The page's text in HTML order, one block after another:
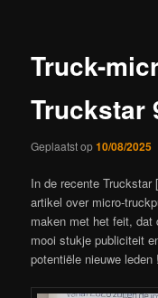
Truck-
Truckstar
Geplaatst op10/08/2025
In de recente
artikel over micro-
maken met het feit,
mooi stukje publiciteit
potentiële nieuwe leden !